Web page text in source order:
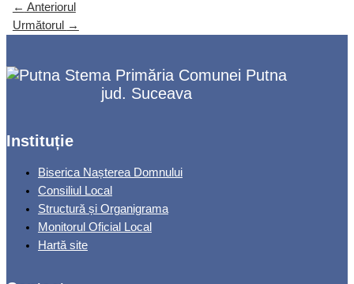
← Anteriorul
Următorul
→
Primăria Comunei Putna
jud. Suceava
Instituție
Biserica Nașterea Domnului
Consiliul Local
Structură și Organigrama
Monitorul Oficial Local
Hartă site